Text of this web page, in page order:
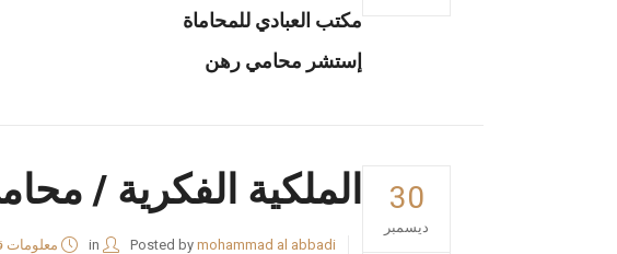
مكتب العبادي للمحاماة
إستشر محامي رهن
30
ديسمبر
الملكية الفكرية /
Posted by mohammad al abbadi
in معلومات